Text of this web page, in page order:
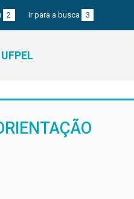
2 Ir para a busca 3
UFPEL